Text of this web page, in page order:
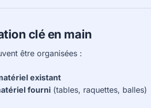
clé en main
être organisées :
existant
fourni(tables, raquettes, balles)